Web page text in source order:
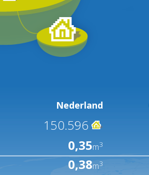
Nederland
150.596
0,35m3
0,38m3